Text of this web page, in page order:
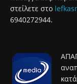
στείλετε στο
6940272944.